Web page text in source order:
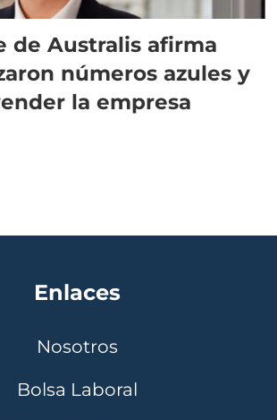
de Australis afirma
números azules y
la empresa
Enlaces
Nosotros
Bolsa Laboral